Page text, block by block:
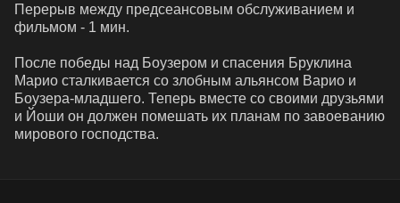
Перерыв между предсеансовым обслуживанием и
фильмом - 1 мин.
После победы над Боузером и спасения Бруклина
Марио сталкивается со злобным альянсом Варио и
Боузера-младшего. Теперь вместе со своими друзьями
и Йоши он должен помешать их планам по завоеванию
мирового господства.